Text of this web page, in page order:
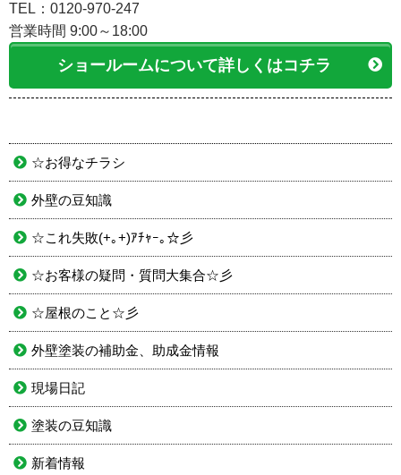
TEL：0120-970-247
営業時間 9:00～18:00
ショールームについて詳しくはコチラ
☆お得なチラシ
外壁の豆知識
☆これ失敗(+｡+)ｱﾁｬｰ｡☆彡
☆お客様の疑問・質問大集合☆彡
☆屋根のこと☆彡
外壁塗装の補助金、助成金情報
現場日記
塗装の豆知識
新着情報